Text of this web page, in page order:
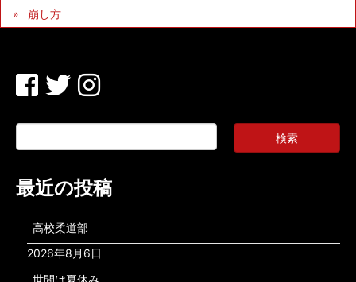
崩し方
最近の投稿
高校柔道部
2026年8月6日